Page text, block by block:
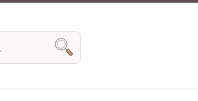
Chercher